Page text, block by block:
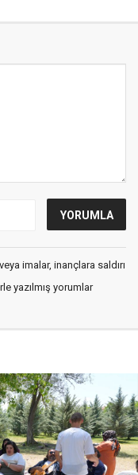
imalar, inançlara saldırı
yazılmış yorumlar